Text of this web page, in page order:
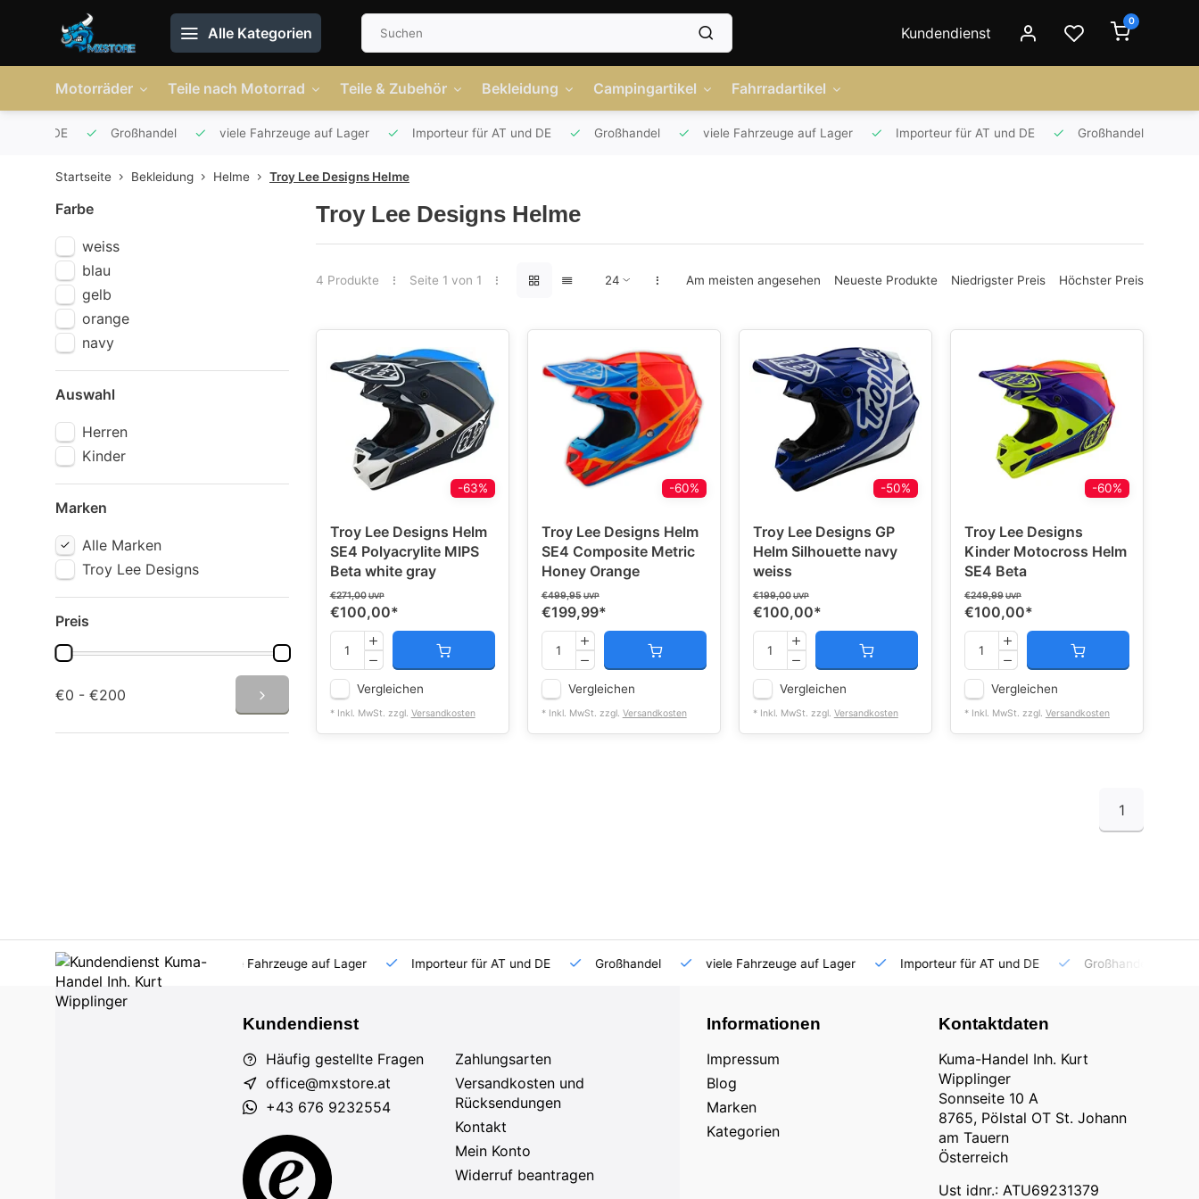
Alle Kategorien Kundendienst
0
Motorräder Teile nach Motorrad Teile & Zubehör Bekleidung Campingartikel Fahrradartikel
und DE Großhandel viele Fahrzeuge auf Lager Importeur für AT und DE Großhandel viele Fahrzeuge auf Lager Importeur für AT und DE Großhandel
Startseite Bekleidung Helme Troy Lee Designs Helme
Farbe
weiss
blau
gelb
orange
navy
Auswahl
Herren
Kinder
Marken
Alle Marken
Troy Lee Designs
Preis
€0 - €200
Troy Lee Designs Helme
4 Produkte Seite 1 von 1 Am meisten angesehen Neueste Produkte Niedrigster Preis Höchster Preis
-63%
Troy Lee Designs Helm
SE4 Polyacrylite MIPS
Beta white gray
€271,00UVP
€100,00*
Vergleichen
* Inkl. MwSt. zzgl. Versandkosten
-60%
Troy Lee Designs Helm
SE4 Composite Metric
Honey Orange
€499,95UVP
€199,99*
Vergleichen
* Inkl. MwSt. zzgl. Versandkosten
-50%
Troy Lee Designs GP
Helm Silhouette navy
weiss
€199,00UVP
€100,00*
Vergleichen
* Inkl. MwSt. zzgl. Versandkosten
-60%
Troy Lee Designs
Kinder Motocross Helm
SE4 Beta
€249,99UVP
€100,00*
Vergleichen
* Inkl. MwSt. zzgl. Versandkosten
1
Großhandel viele Fahrzeuge auf Lager Importeur für AT und DE Großhandel viele Fahrzeuge auf Lager Importeur für AT und DE Großhandel
Kundendienst
Häufig gestellte Fragen
office@mxstore.at
+43 676 9232554
Zahlungsarten
Versandkosten und
Rücksendungen
Kontakt
Mein Konto
Widerruf beantragen
Informationen
Impressum
Blog
Marken
Kategorien
Kontaktdaten
Kuma-Handel Inh. Kurt
Wipplinger
Sonnseite 10 A
8765, Pölstal OT St. Johann
am Tauern
Österreich
Ust idnr.: ATU69231379